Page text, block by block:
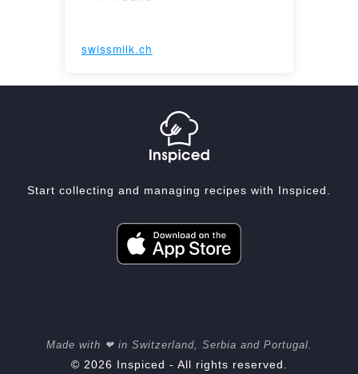
swissmilk.ch
Start collecting and managing recipes with Inspiced.
Made with ❤ in Switzerland, Serbia and Portugal.
© 2026 Inspiced - All rights reserved.